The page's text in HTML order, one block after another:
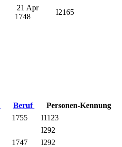
21 Apr
1748
I2165
Beruf
Personen-Kennung
1755
I1123
I292
1747 I292